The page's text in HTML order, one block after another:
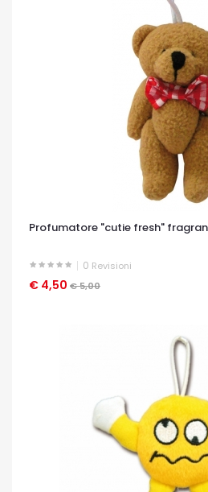
Profumatore "cutie fresh"
0 Revisioni
€ 4,50 € 5,00
OCCHIATA VELOCE